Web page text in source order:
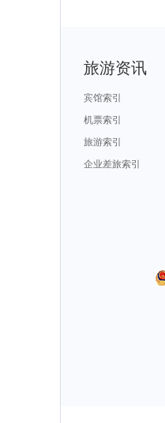
旅游资讯
宾馆索引
机票索引
旅游索引
企业差旅索引